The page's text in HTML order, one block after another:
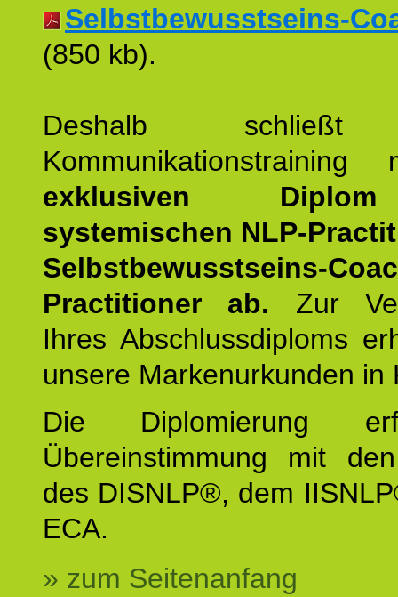
Selbstbewusstseins-
(850 kb).
Deshalb schließt
exklusiven
systemischen NLP-
Selbstbewusstseins-
Practitioner ab. Zur
Ihres Abschlussdiploms
unsere Markenurkunden in
Die Diplomierung
Übereinstimmung mit
des DISNLP®, dem
ECA.
» zum Seitenanfang